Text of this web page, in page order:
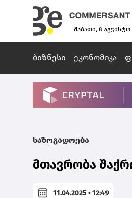
შაბათი, 8 აგვისტო
ბიზნესი ეკონომიკა
საზოგადოება
მთავრობა
11.04.2025 • 12:49